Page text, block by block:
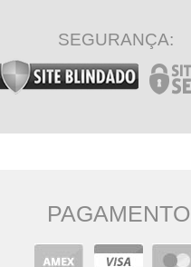
SEGURANÇA:
PAGAMENTO